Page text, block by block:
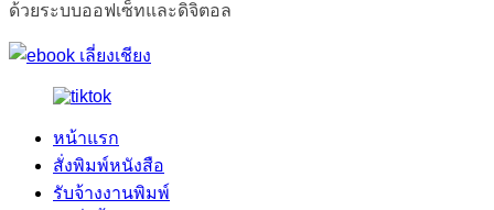
ด้วยระบบออฟเซ็ทและดิจิตอล
หน้าแรก
สั่งพิมพ์หนังสือ
รับจ้างงานพิมพ์